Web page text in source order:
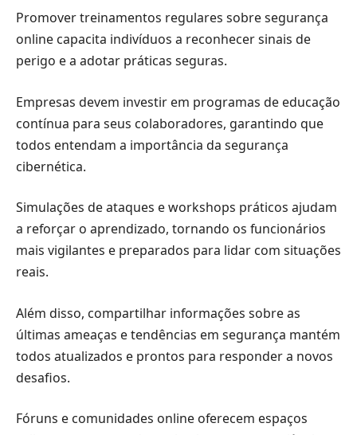
Promover treinamentos regulares sobre segurança
online capacita indivíduos a reconhecer sinais de
perigo e a adotar práticas seguras.
Empresas devem investir em programas de educação
contínua para seus colaboradores, garantindo que
todos entendam a importância da segurança
cibernética.
Simulações de ataques e workshops práticos ajudam
a reforçar o aprendizado, tornando os funcionários
mais vigilantes e preparados para lidar com situações
reais.
Além disso, compartilhar informações sobre as
últimas ameaças e tendências em segurança mantém
todos atualizados e prontos para responder a novos
desafios.
Fóruns e comunidades online oferecem espaços